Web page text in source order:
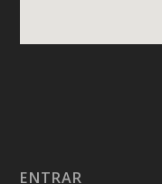
ENTRAR